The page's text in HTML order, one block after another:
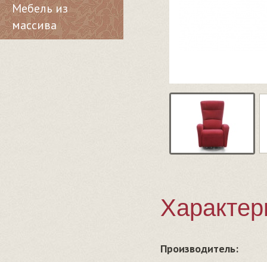
Производитель:
Мебель из
массива